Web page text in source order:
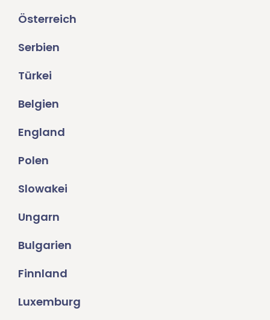
Österreich
Serbien
Türkei
Belgien
England
Polen
Slowakei
Ungarn
Bulgarien
Finnland
Luxemburg